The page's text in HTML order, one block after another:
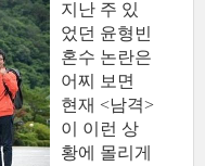
지난 주 있
었던 윤형빈
혼수 논란은
어찌 보면
현재 <남격>
이 이런 상
황에 몰리게